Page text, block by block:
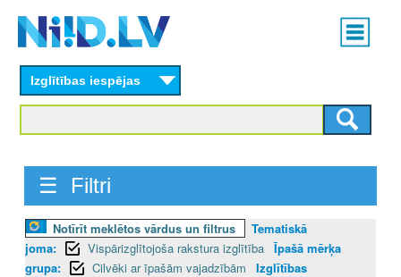
content
Main
menu
Izglītības iespējas
☰ Filtri
Notīrīt meklētos vārdus un filtrus
Tematiskā
joma:
Vispārizglītojoša rakstura izglītība Īpašā mērķa
grupa:
Cilvēki ar īpašām vajadzībām
Izglītības